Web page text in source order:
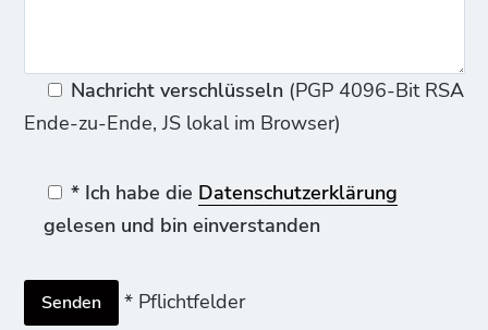
Nachricht verschlüsseln(PGP 4096-Bit RSA
Ende-zu-Ende, JS lokal im Browser)
* Ich habe die Datenschutzerklärung
gelesen und bin einverstanden
* Pflichtfelder